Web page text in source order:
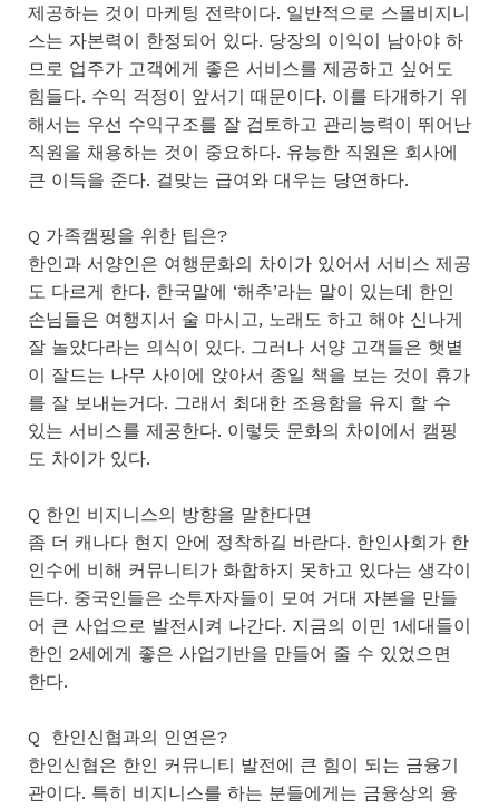
제공하는 것이 마케팅 전략이다. 일반적으로 스몰비지니
스는 자본력이 한정되어 있다. 당장의 이익이 남아야 하
므로 업주가 고객에게 좋은 서비스를 제공하고 싶어도
힘들다. 수익 걱정이 앞서기 때문이다. 이를 타개하기 위
해서는 우선 수익구조를 잘 검토하고 관리능력이 뛰어난
직원을 채용하는 것이 중요하다. 유능한 직원은 회사에
큰 이득을 준다. 걸맞는 급여와 대우는 당연하다.
Q 가족캠핑을 위한 팁은?
한인과 서양인은 여행문화의 차이가 있어서 서비스 제공
도 다르게 한다. 한국말에 ‘해추’라는 말이 있는데 한인
손님들은 여행지서 술 마시고, 노래도 하고 해야 신나게
잘 놀았다라는 의식이 있다. 그러나 서양 고객들은 햇볕
이 잘드는 나무 사이에 앉아서 종일 책을 보는 것이 휴가
를 잘 보내는거다. 그래서 최대한 조용함을 유지 할 수
있는 서비스를 제공한다. 이렇듯 문화의 차이에서 캠핑
도 차이가 있다.
Q 한인 비지니스의 방향을 말한다면
좀 더 캐나다 현지 안에 정착하길 바란다. 한인사회가 한
인수에 비해 커뮤니티가 화합하지 못하고 있다는 생각이
든다. 중국인들은 소투자자들이 모여 거대 자본을 만들
어 큰 사업으로 발전시켜 나간다. 지금의 이민 1세대들이
한인 2세에게 좋은 사업기반을 만들어 줄 수 있었으면
한다.
Q 한인신협과의 인연은?
한인신협은 한인 커뮤니티 발전에 큰 힘이 되는 금융기
관이다. 특히 비지니스를 하는 분들에게는 금융상의 융